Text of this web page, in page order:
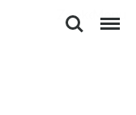
ZoekenMenu